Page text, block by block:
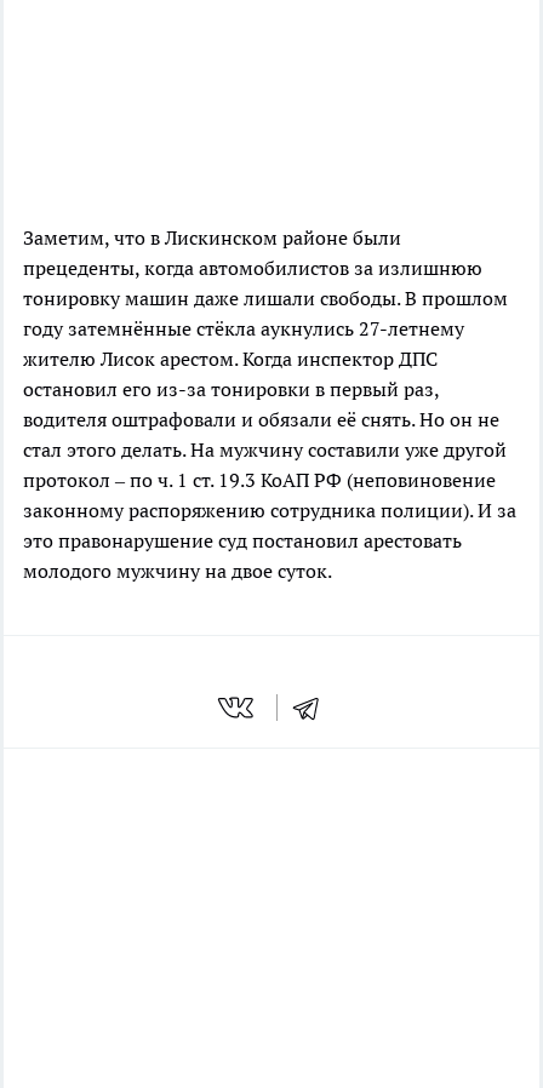
Заметим, что в Лискинском районе были
прецеденты, когда автомобилистов за излишнюю
тонировку машин даже лишали свободы. В прошлом
году затемнённые стёкла аукнулись 27-летнему
жителю Лисок арестом. Когда инспектор ДПС
остановил его из-за тонировки в первый раз,
водителя оштрафовали и обязали её снять. Но он не
стал этого делать. На мужчину составили уже другой
протокол – по ч. 1 ст. 19.3 КоАП РФ (неповиновение
законному распоряжению сотрудника полиции). И за
это правонарушение суд постановил арестовать
молодого мужчину на двое суток.